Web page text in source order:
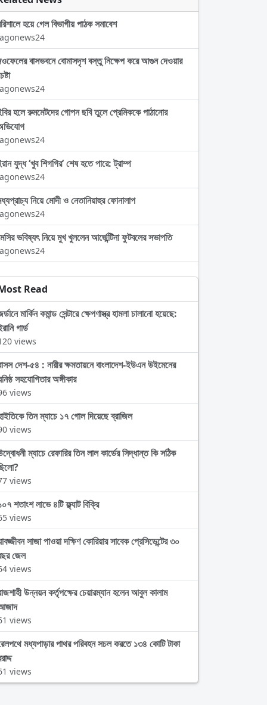
হয়ে গেল বিভাগীয় পাঠক সমাবেশ
বাসভবনে বোমাসদৃশ বস্তু নিক্ষেপ করে আগুন দেওয়ার
হলে রুমমেটদের গোপন ছবি তুলে প্রেমিককে পাঠানোর
যুদ্ধ ‘খুব শিগগির’ শেষ হতে পারে: ট্রাম্প
নিয়ে মোদী ও নেতানিয়াহুর ফোনালাপ
ভবিষ্যৎ নিয়ে মুখ খুললেন আর্জেন্টিনা ফুটবলের সভাপতি
Read
মার্কিন কমান্ড সেন্টারে ক্ষেপণাস্ত্র হামলা চালানো হয়েছে:
গার্ড
views
দেশ-৫৪ : নারীর ক্ষমতায়নে বাংলাদেশ-ইউএন উইমেনের
সহযোগিতার অঙ্গীকার
views
তিন ম্যাচে ১৭ গোল দিয়েছে ব্রাজিল
views
ম্যাচে রেফারির তিন লাল কার্ডের সিদ্ধান্ত কি সঠিক
views
শতাংশ লাভে ৪টি ফ্ল্যাট বিক্রি
views
সাজা পাওয়া দক্ষিণ কোরিয়ার সাবেক প্রেসিডেন্টের ৩০
জেল
views
উন্নয়ন কর্তৃপক্ষের চেয়ারম্যান হলেন আবুল কালাম
views
মধ্যপাড়ার পাথর পরিবহন সচল করতে ১৩৪ কোটি টাকা
views